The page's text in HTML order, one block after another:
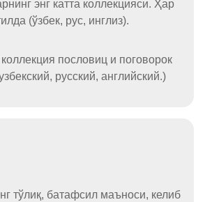
энг катта коллекцияси. Ҳар
(ўзбек, рус, инглиз).
пословиц и поговорок
русский, английский.)
тўлиқ, батафсил маъноси, келиб